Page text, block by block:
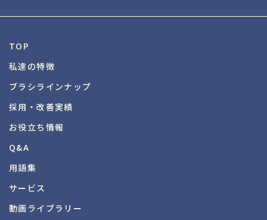
TOP
私達の特徴
ブラシラインナップ
採用・改善実績
お役立ち情報
Q&A
用語集
サービス
動画ライブラリー